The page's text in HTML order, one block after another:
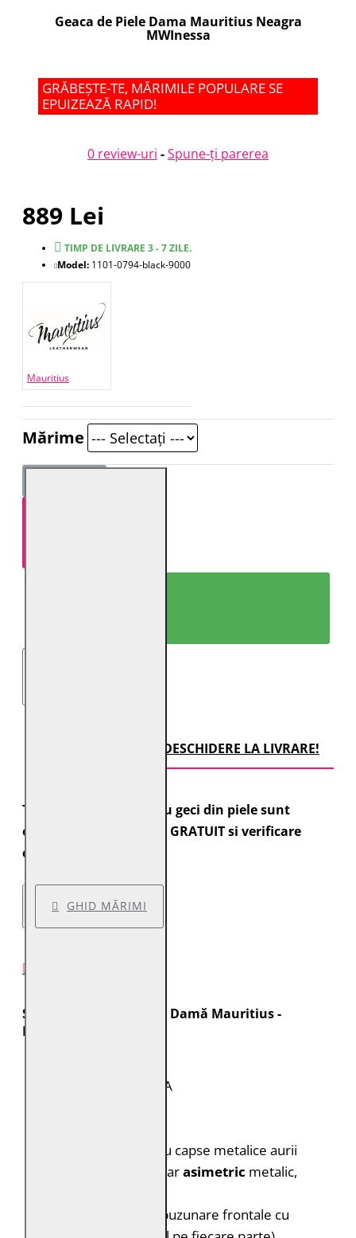
Geaca de Piele Dama Mauritius Neagra
MWInessa
GRĂBEȘTE-TE, MĂRIMILE POPULARE SE
EPUIZEAZĂ RAPID!
0 review-uri -Spune-ţi parerea
889 Lei
TIMP DE LIVRARE 3 - 7 ZILE.
Model: 1101-0794-black-9000
Mauritius
Mărime
TRANSPORT CU DESCHIDERE LA LIVRARE!
Toate comenzile pentru geci din piele sunt
expediate cu transport GRATUIT si verificare
colet.
GHID MĂRIMI
Specificații Geacă Piele Damă Mauritius -
MWINESSA Neagră
MWINESSA
Tip biker, cu capse metalice aurii
Fermoarasimetric metalic,
Două buzunare frontale cu